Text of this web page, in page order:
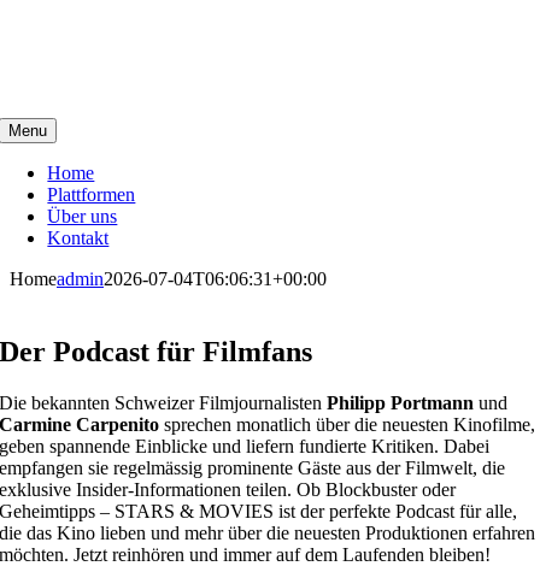
Menu
Home
Plattformen
Über uns
Kontakt
Homeadmin2026-07-04T06:06:31+00:00
Der Podcast für Filmfans
Die bekannten Schweizer FilmjournalistenPhilipp Portmann und
Carmine Carpenito sprechen monatlich über die neuesten Kinofilme,
geben spannende Einblicke und liefern fundierte Kritiken. Dabei
empfangen sie regelmässig prominente Gäste aus der Filmwelt, die
exklusive Insider-Informationen teilen. Ob Blockbuster oder
Geheimtipps – STARS & MOVIES ist der perfekte Podcast für alle,
die das Kino lieben und mehr über die neuesten Produktionen erfahren
möchten. Jetzt reinhören und immer auf dem Laufenden bleiben!